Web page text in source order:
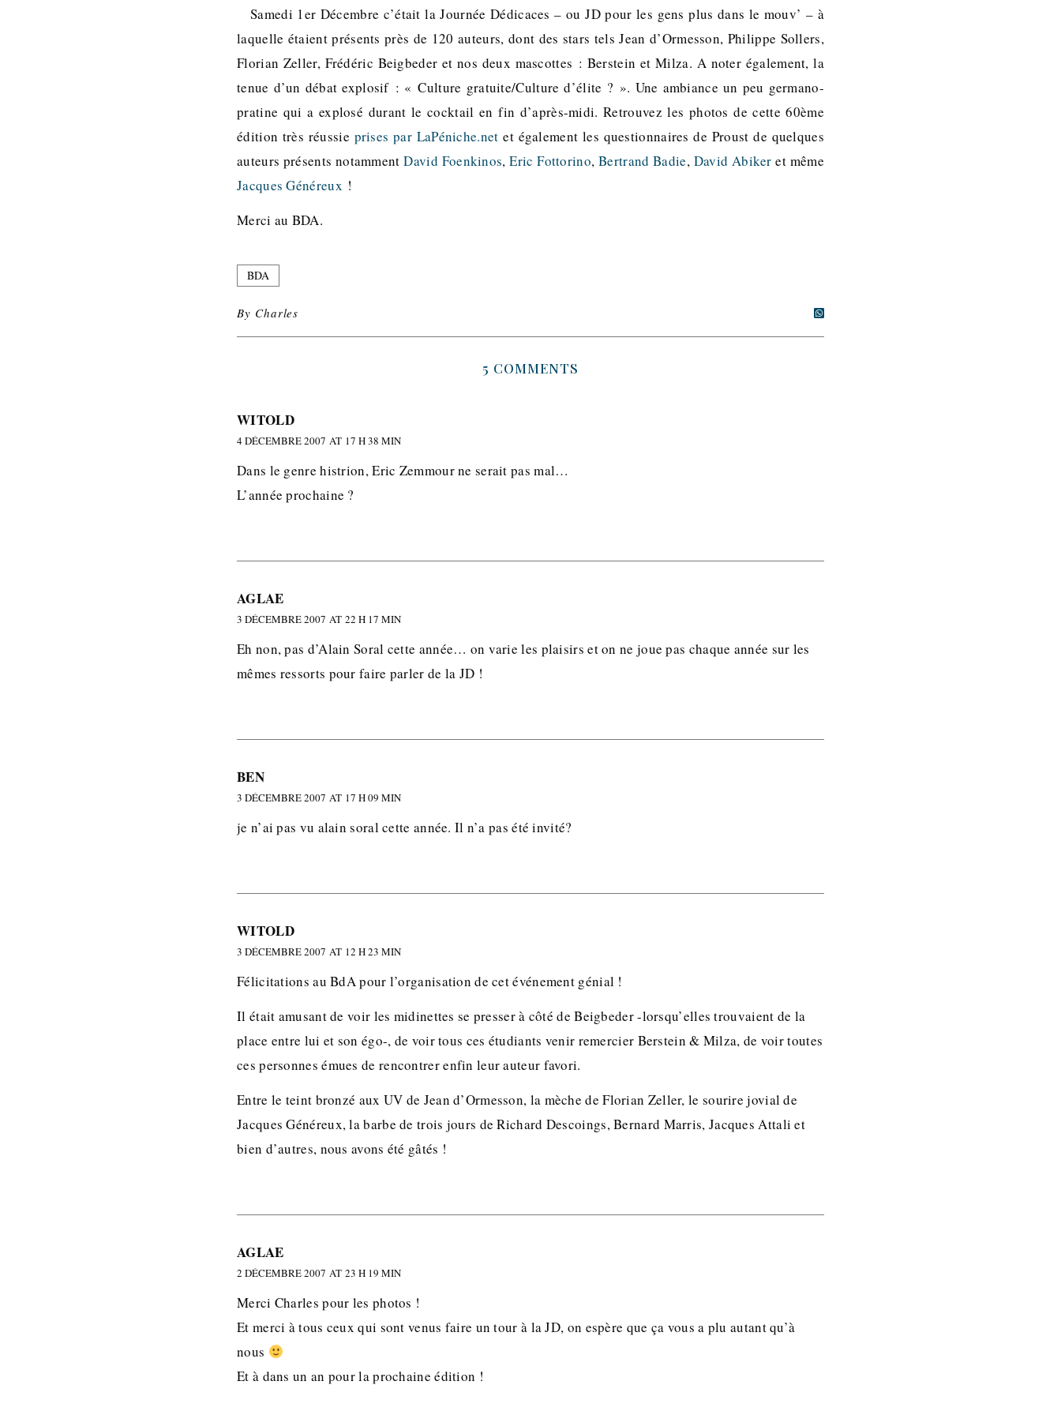
Samedi 1er Décembre c’était la Journée Dédicaces – ou JD pour les gens plus dans le mouv’ – à
laquelle étaient présents près de 120 auteurs, dont des stars tels Jean d’Ormesson, Philippe Sollers,
Florian Zeller, Frédéric Beigbeder et nos deux mascottes : Berstein et Milza. A noter également, la
tenue d’un débat explosif : « Culture gratuite/Culture d’élite ? ». Une ambiance un peu germano-
pratine qui a explosé durant le cocktail en fin d’après-midi. Retrouvez les photos de cette 60ème
édition très réussie prises par LaPéniche.net et également les questionnaires de Proust de quelques
auteurs présents notammentDavid Foenkinos,Eric Fottorino,Bertrand Badie, David Abiker et même
Jacques Généreux !
Merci au BDA.
BDA
By Charles
5 COMMENTS
WITOLD
4 DÉCEMBRE 2007 AT 17 H 38 MIN
Dans le genre histrion, Eric Zemmour ne serait pas mal…
L’année prochaine ?
AGLAE
3 DÉCEMBRE 2007 AT 22 H 17 MIN
Eh non, pas d’Alain Soral cette année… on varie les plaisirs et on ne joue pas chaque année sur les
mêmes ressorts pour faire parler de la JD !
BEN
3 DÉCEMBRE 2007 AT 17 H 09 MIN
je n’ai pas vu alain soral cette année. Il n’a pas été invité?
WITOLD
3 DÉCEMBRE 2007 AT 12 H 23 MIN
Félicitations au BdA pour l’organisation de cet événement génial !
Il était amusant de voir les midinettes se presser à côté de Beigbeder -lorsqu’elles trouvaient de la
place entre lui et son égo-, de voir tous ces étudiants venir remercier Berstein & Milza, de voir toutes
ces personnes émues de rencontrer enfin leur auteur favori.
Entre le teint bronzé aux UV de Jean d’Ormesson, la mèche de Florian Zeller, le sourire jovial de
Jacques Généreux, la barbe de trois jours de Richard Descoings, Bernard Marris, Jacques Attali et
bien d’autres, nous avons été gâtés !
AGLAE
2 DÉCEMBRE 2007 AT 23 H 19 MIN
Merci Charles pour les photos !
Et merci à tous ceux qui sont venus faire un tour à la JD, on espère que ça vous a plu autant qu’à
nous
Et à dans un an pour la prochaine édition !